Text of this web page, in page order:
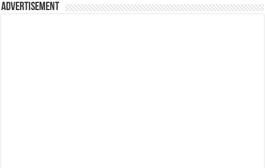
Advertisement